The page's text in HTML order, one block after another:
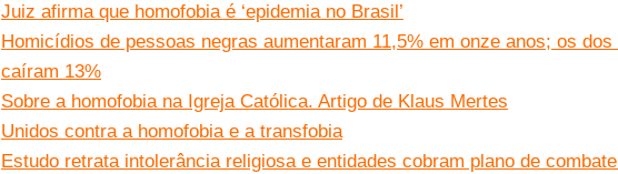
Juiz afirma que homofobia é ‘epidemia no Brasil’
Homicídios de pessoas negras aumentaram 11,5% em onze anos; os dos
caíram 13%
Sobre a homofobia na Igreja Católica. Artigo de Klaus Mertes
Unidos contra a homofobia e a transfobia
Estudo retrata intolerância religiosa e entidades cobram plano de